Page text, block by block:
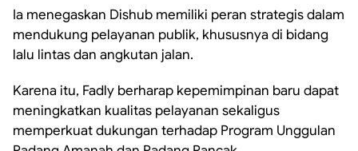
Ia menegaskan Dishub memiliki peran strategis dalam
mendukung pelayanan publik, khususnya di bidang
lalu lintas dan angkutan jalan.
Karena itu, Fadly berharap kepemimpinan baru dapat
meningkatkan kualitas pelayanan sekaligus
memperkuat dukungan terhadap Program Unggulan